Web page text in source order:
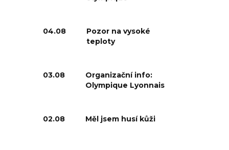
04.08
Pozor na vysoké
teploty
03.08
Organizační info:
Olympique Lyonnais
02.08 Měl jsem husí kůži